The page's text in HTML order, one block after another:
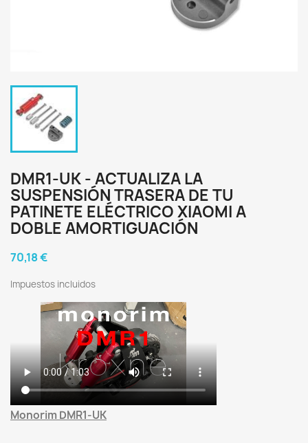
DMR1-UK - ACTUALIZA LA
SUSPENSIÓN TRASERA DE TU
PATINETE ELÉCTRICO XIAOMI A
DOBLE AMORTIGUACIÓN
70,18 €
Impuestos incluidos
Monorim DMR1-UK